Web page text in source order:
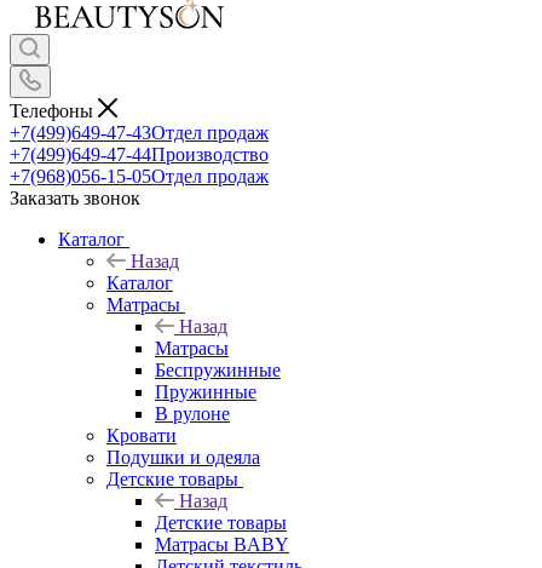
Телефоны
+7(499)649-47-43Отдел продаж
+7(499)649-47-44Производство
+7(968)056-15-05Отдел продаж
Заказать звонок
Каталог
Назад
Каталог
Матрасы
Назад
Матрасы
Беспружинные
Пружинные
В рулоне
Кровати
Подушки и одеяла
Детские товары
Назад
Детские товары
Матрасы BABY